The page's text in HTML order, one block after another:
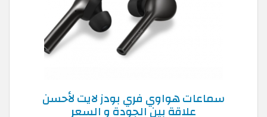
سماعات هواوي فري بودز لايت لأحسن
علاقة بين الجودة و السعر